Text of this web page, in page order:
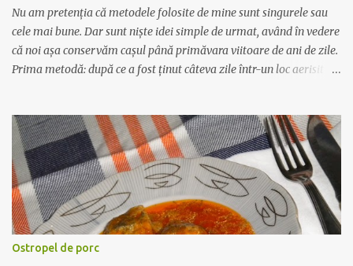
de struţ la noi, din fermele care se află pe teritoriul ţării noa...
Nu am pretenția că metodele folosite de mine sunt singurele sau
cele mai bune. Dar sunt niște idei simple de urmat, având în vedere
că noi așa conservăm cașul până primăvara viitoare de ani de zile.
Prima metodă: după ce a fost ținut câteva zile într-un loc aerisit să
fiecare felie o învelim în pungă de plastic apoi toate feliile le
punem într-un sertar la congelator. A doua metodă: se feliază
cașul și se dă prin mașina de tocat. Se dă sare după gust și se
formează suluri învelite în folie transparentă care se pun la
congelator. Când avem nevoie de o felie sau de un rulou, îl scoatem
de la congelator și îl lăsăm în frigider până când se dezgheață - de
regulă de seara până dimineața. Dacă îl scoateți direct din
congelator la temperatura camerei, se dezgheață mult prea
Ostropel de porc